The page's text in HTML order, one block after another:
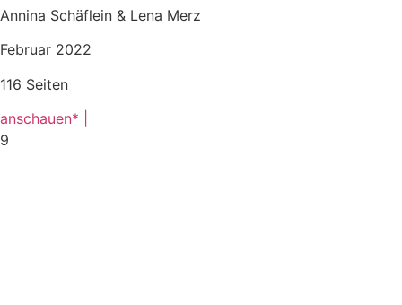
Annina Schäflein & Lena Merz
Februar 2022
116 Seiten
anschauen* |
9